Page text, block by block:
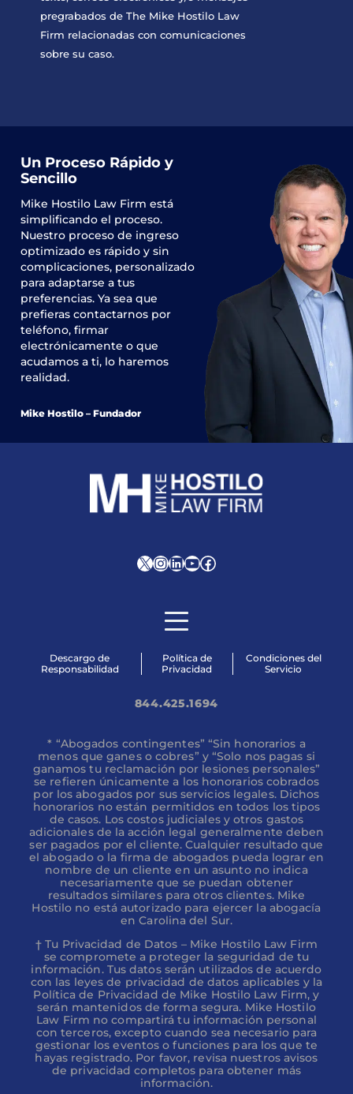
pregrabados de The Mike Hostilo Law
Firm relacionadas con comunicaciones
sobre su caso.
Un Proceso Rápido y
Sencillo
Mike Hostilo Law Firm está
simplificando el proceso.
Nuestro proceso de ingreso
optimizado es rápido y sin
complicaciones, personalizado
para adaptarse a tus
preferencias. Ya sea que
prefieras contactarnos por
teléfono, firmar
electrónicamente o que
acudamos a ti, lo haremos
realidad.
Mike Hostilo – Fundador
XInstagram
LinkedIn
YouTube
Facebook
Descargo de
Responsabilidad
Política de
Privacidad
Condiciones del
Servicio
844.425.1694
* “Abogados contingentes” “Sin honorarios a
menos que ganes o cobres” y “Solo nos pagas si
ganamos tu reclamación por lesiones personales”
se refieren únicamente a los honorarios cobrados
por los abogados por sus servicios legales. Dichos
honorarios no están permitidos en todos los tipos
de casos. Los costos judiciales y otros gastos
adicionales de la acción legal generalmente deben
ser pagados por el cliente. Cualquier resultado que
el abogado o la firma de abogados pueda lograr en
nombre de un cliente en un asunto no indica
necesariamente que se puedan obtener
resultados similares para otros clientes. Mike
Hostilo no está autorizado para ejercer la abogacía
en Carolina del Sur.
† Tu Privacidad de Datos – Mike Hostilo Law Firm
se compromete a proteger la seguridad de tu
información. Tus datos serán utilizados de acuerdo
con las leyes de privacidad de datos aplicables y la
Política de Privacidad de Mike Hostilo Law Firm, y
serán mantenidos de forma segura. Mike Hostilo
Law Firm no compartirá tu información personal
con terceros, excepto cuando sea necesario para
gestionar los eventos o funciones para los que te
hayas registrado. Por favor, revisa nuestros avisos
de privacidad completos para obtener más
información.